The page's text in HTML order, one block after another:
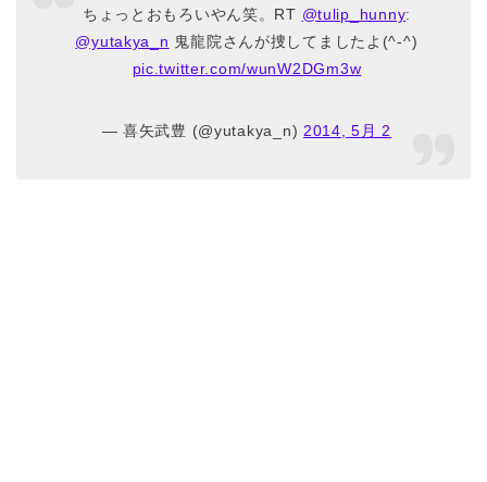
ちょっとおもろいやん笑。RT @tulip_hunny:
@yutakya_n 鬼龍院さんが捜してましたよ(^-^)
pic.twitter.com/wunW2DGm3w
— 喜矢武豊 (@yutakya_n) 2014, 5月 2